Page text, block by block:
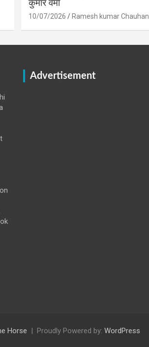
कुमार वर्मा
10/07/2026 Ramesh kumar Chauhan
Advertisement
Horse Proudly Powered by: WordPress